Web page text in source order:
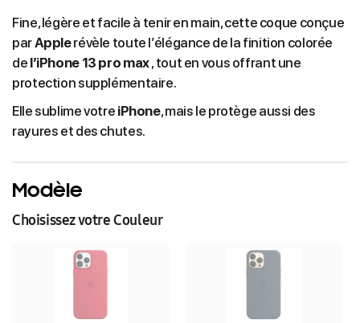
Fine, légère et facile à tenir en main, cette coque conçue
parApplerévèle toute l’élégance de la finition colorée
de l’iPhone 13 pro max, tout en vous offrant une
protection supplémentaire.
Elle sublime votre iPhone, mais le protège aussi des
rayures et des chutes.
Modèle
Choisissez votre Couleur